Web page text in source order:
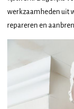
werkzaamheden uit
repareren en